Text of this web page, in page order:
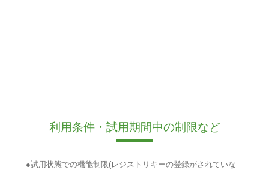
利用条件・試用期間中の制限など
●試用状態での機能制限(レジストリキーの登録がされていな